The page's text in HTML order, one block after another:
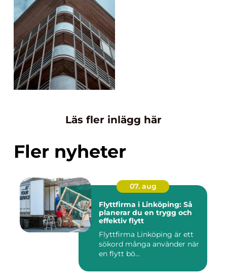
Läs fler inlägg här
Fler nyheter
07. aug
Flyttfirma i Linköping: Så
planerar du en trygg och
effektiv flytt
Flyttfirma Linköping är ett
sökord många använder när
en flytt bö...